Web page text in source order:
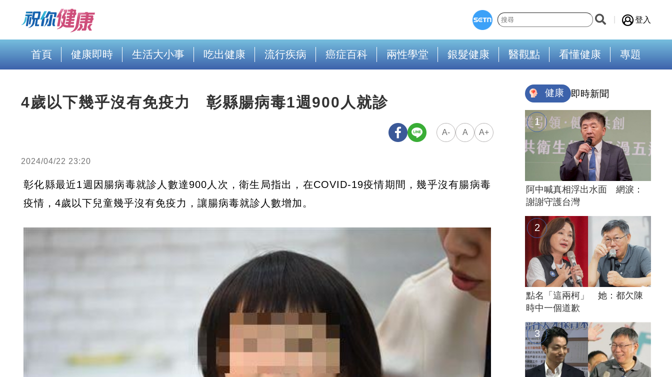
登入
首頁 健康即時 生活大小事 吃出健康 流行疾病 癌症百科 兩性學堂 銀髮健康 醫觀點 看懂健康 專題
4歲以下幾乎沒有免疫力 彰縣腸病毒1週900人就診
A- A A+
2024/04/22 23:20
彰化縣最近1週因腸病毒就診人數達900人次，衛生局指出，在COVID-19疫情期間，幾乎沒有腸病毒
疫情，4歲以下兒童幾乎沒有免疫力，讓腸病毒就診人數增加。
健康 即時新聞
阿中喊真相浮出水面 網淚：
謝謝守護台灣
點名「這兩柯」 她：都欠陳
時中一個道歉